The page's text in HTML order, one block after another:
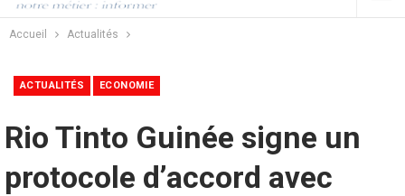
Accueil Actualités
ACTUALITÉS ECONOMIE
Rio Tinto Guinée signe un
protocole d’accord avec